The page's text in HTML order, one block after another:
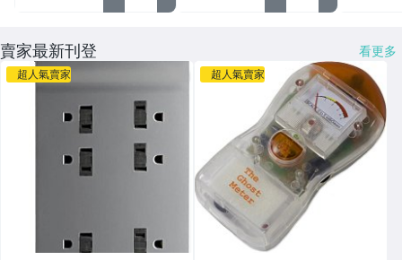
賣家最新刊登 看更多
超人氣賣家 超人氣賣家